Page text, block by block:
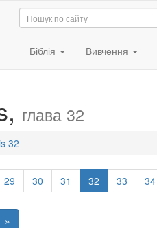
Біблія Вивчення
глава 32
32
29 30 31 32 33 34
»